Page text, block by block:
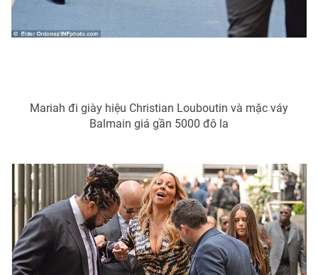
Mariah đi giày hiệu Christian Louboutin và mặc váy
Balmain giá gần 5000 đô la